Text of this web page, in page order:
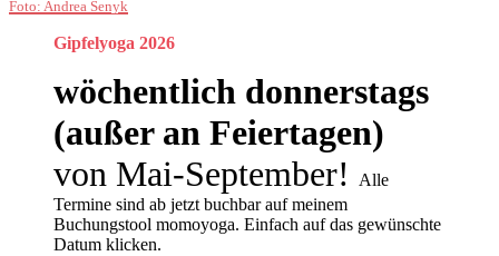
Foto: Andrea Senyk
Gipfelyoga 2026
wöchentlich donnerstags
(außer an Feiertagen)
von Mai-September!
Alle
Termine sind ab jetzt buchbar auf meinem
Buchungstool momoyoga. Einfach auf das gewünschte
Datum klicken.